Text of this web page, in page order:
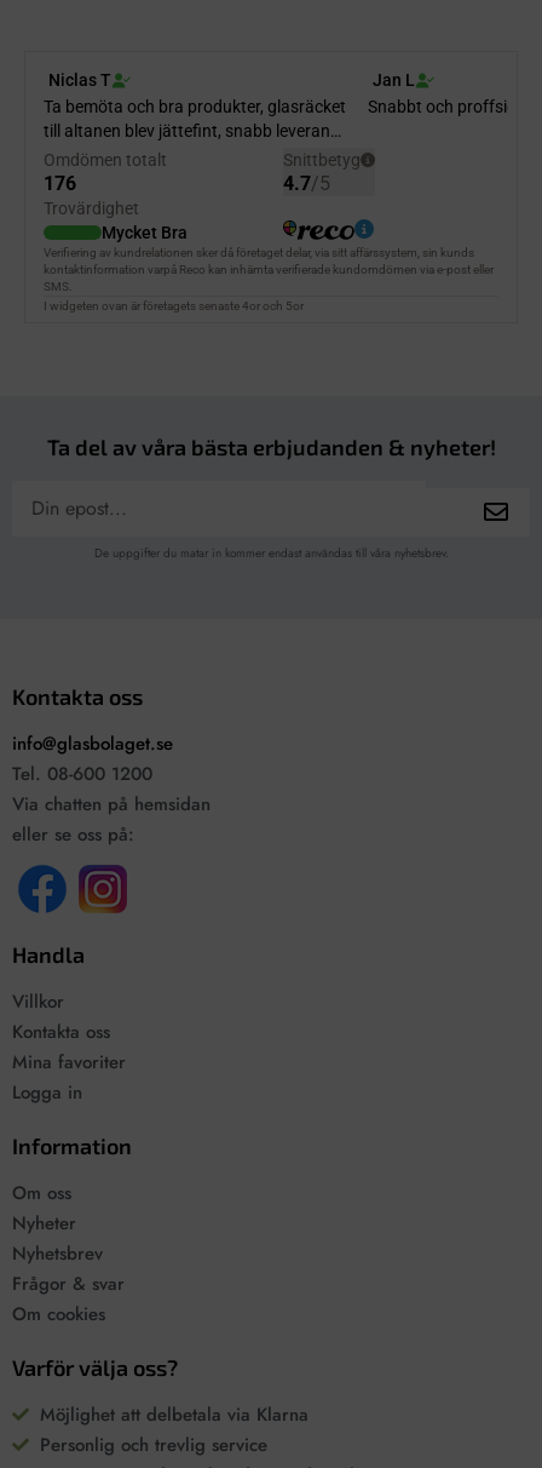
Ta del av våra bästa erbjudanden & nyheter!
De uppgifter du matar in kommer endast användas till våra nyhetsbrev.
Kontakta oss
info@glasbolaget.se
Tel. 08-600 1200
Via chatten på hemsidan
eller se oss på:
Handla
Villkor
Kontakta oss
Mina favoriter
Logga in
Information
Om oss
Nyheter
Nyhetsbrev
Frågor & svar
Om cookies
Varför välja oss?
Möjlighet att delbetala via Klarna
Personlig och trevlig service